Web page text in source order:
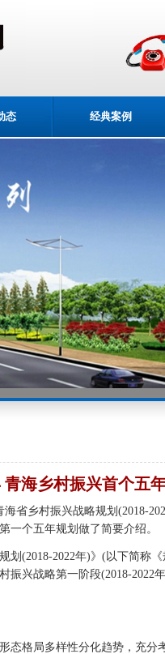
态 经典案例
海乡村振兴首个五
省乡村振兴战略规划(2018-
一个五年规划做了简要介绍。
(2018-2022年)》(以下简称《
振兴战略第一阶段(2018-2022
格局多样性分化趋势，充分